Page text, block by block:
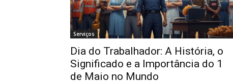
Serviços
Dia do Trabalhador: A História, o
Significado e a Importância do 1
de Maio no Mundo